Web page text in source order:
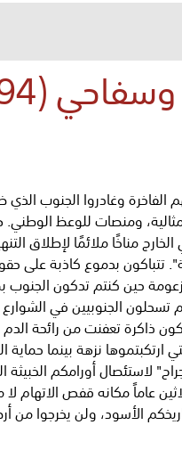
الفاخرة وغادروا الجنوب
ومنصات للوعظ الوطني.
مناخًا ملائمًا لإطلاق
تتباكون بدموع كاذبة على
تسحلون الجنوبيين في
ذاكرة تعفنت من رائحة الدم
ارتكبتموها نزهة بينما
لاستئصال أورامكم
عاماً مكانه قفص الاتهام
الأسود، ولن يخرجوا من